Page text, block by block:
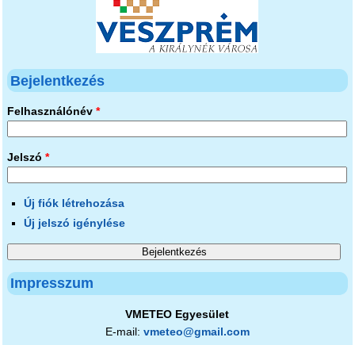
Bejelentkezés
Felhasználónév *
Jelszó *
Új fiók létrehozása
Új jelszó igénylése
Impresszum
VMETEO Egyesület
E-mail: vmeteo@gmail.com